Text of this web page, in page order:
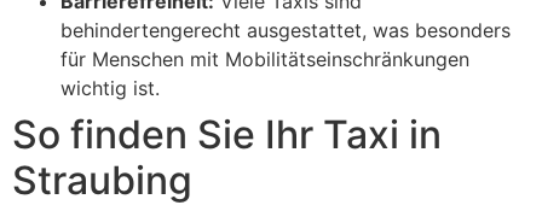
behindertengerecht ausgestattet, was besonders
für Menschen mit Mobilitätseinschränkungen
wichtig ist.
So finden Sie Ihr Taxi in
Straubing